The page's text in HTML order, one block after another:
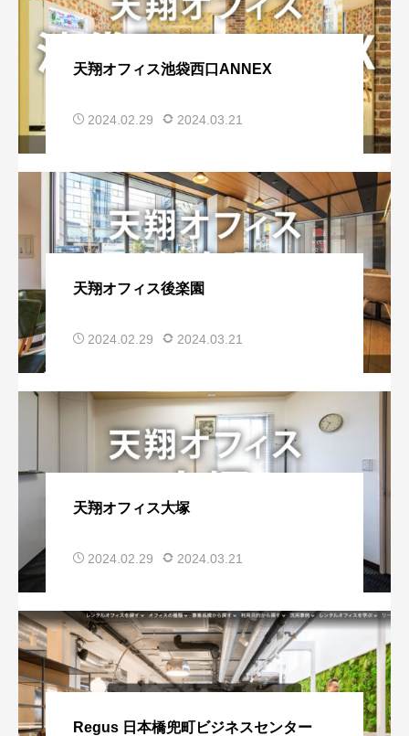
天翔オフィス池袋西口ANNEX
2024.02.29 2024.03.21
天翔オフィス後楽園
2024.02.29 2024.03.21
天翔オフィス大塚
2024.02.29 2024.03.21
Regus 日本橋兜町ビジネスセンター